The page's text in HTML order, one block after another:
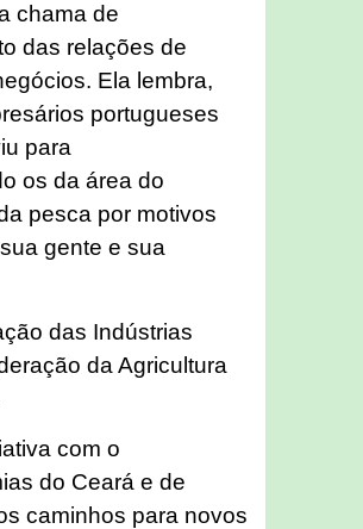
chama de
das relações de
Ela lembra,
portugueses
para
os da área do
pesca por motivos
gente e sua
das Indústrias
da Agricultura
com o
do Ceará e de
caminhos para novos